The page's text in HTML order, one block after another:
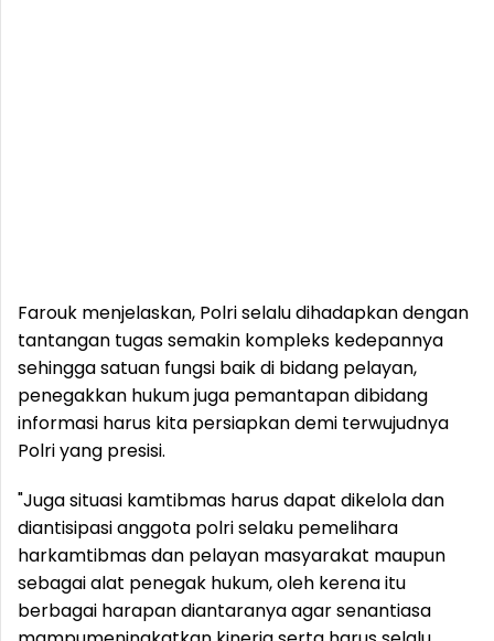
Farouk menjelaskan, Polri selalu dihadapkan dengan
tantangan tugas semakin kompleks kedepannya
sehingga satuan fungsi baik di bidang pelayan,
penegakkan hukum juga pemantapan dibidang
informasi harus kita persiapkan demi terwujudnya
Polri yang presisi.
"Juga situasi kamtibmas harus dapat dikelola dan
diantisipasi anggota polri selaku pemelihara
harkamtibmas dan pelayan masyarakat maupun
sebagai alat penegak hukum, oleh kerena itu
berbagai harapan diantaranya agar senantiasa